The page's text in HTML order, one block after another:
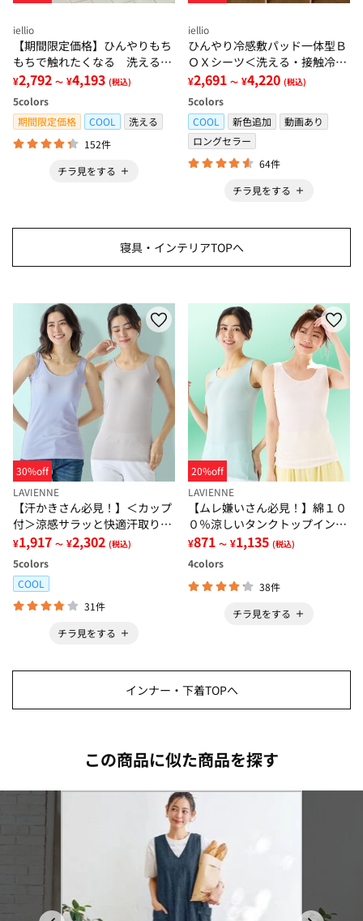
iellio
【期間限定価格】ひんやりもち
もちで触れたくなる 洗えるラ
グ＜低反発・滑りにくい・接触
冷感・防ダニ・カーペット＞
¥2,792 ～ ¥4,193 (税込)
5colors
期間限定価格
COOL
洗える
152件
チラ見をする
iellio
ひんやり冷感敷パッド一体型Ｂ
ＯＸシーツ＜洗える・接触冷
感・抗菌防臭・時短・家事楽・
ボックスシーツ・寝苦しさ対策
＞
¥2,691 ～ ¥4,220 (税込)
5colors
COOL
新色追加
動画あり
ロングセラー
64件
チラ見をする
寝具・インテリアTOPへ
30%off
LAVIENNE
【汗かきさん必見！】＜カップ
付＞涼感サラッと快適汗取りタ
ンクトップインナー＜さらりラ
ボ＞
¥1,917 ～ ¥2,302 (税込)
5colors
COOL
31件
チラ見をする
20%off
LAVIENNE
【ムレ嫌いさん必見！】綿１０
０％涼しいタンクトップインナ
ー＜さらりラボ＞
¥871 ～ ¥1,135 (税込)
4colors
38件
チラ見をする
インナー・下着TOPへ
この商品に似た商品を探す